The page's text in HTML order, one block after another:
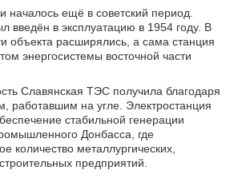
началось ещё в советский период.
введён в эксплуатацию в 1954 году. В
объекта расширялись, а сама станция
энергосистемы восточной части
Славянская ТЭС получила благодаря
работавшим на угле. Электростанция
стабильной генерации
Донбасса, где
количество металлургических,
предприятий.